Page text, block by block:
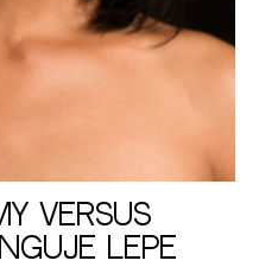
versus
lépe